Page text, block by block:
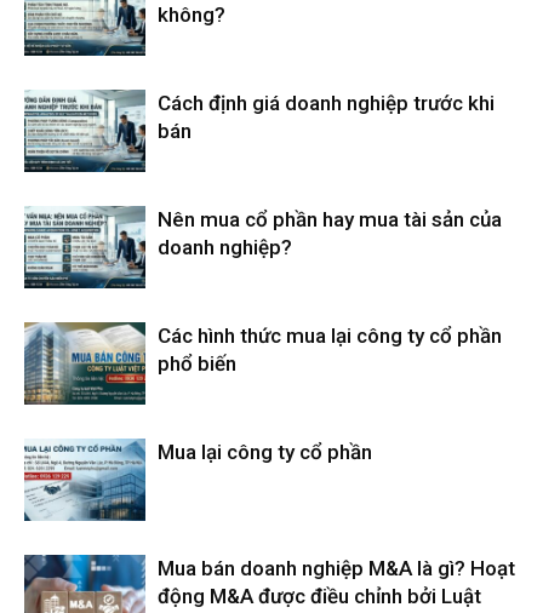
không?
Cách định giá doanh nghiệp trước khi
bán
Nên mua cổ phần hay mua tài sản của
doanh nghiệp?
Các hình thức mua lại công ty cổ phần
phổ biến
Mua lại công ty cổ phần
Mua bán doanh nghiệp M&A là gì? Hoạt
động M&A được điều chỉnh bởi Luật